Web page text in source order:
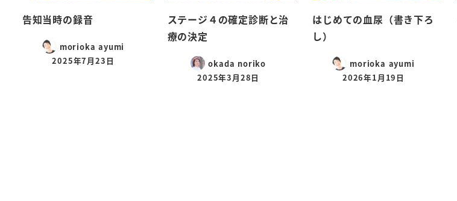
告知当時の録音
morioka ayumi
2025年7月23日
ステージ４の確定診断と治
療の決定
okada noriko
2025年3月28日
はじめての血尿（書き下ろ
し）
morioka ayumi
2026年1月19日